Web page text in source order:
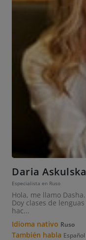
Daria Askulska
Especialista en Ruso
Hola, me llamo
Doy clases de
hac...
Idioma nativo Ruso
También habla Español